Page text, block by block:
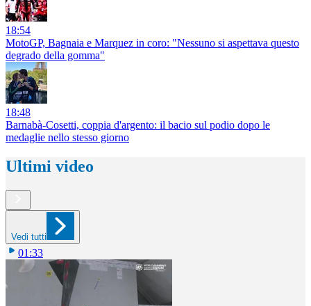
18:54
MotoGP, Bagnaia e Marquez in coro: "Nessuno si aspettava questo
degrado della gomma"
18:48
Barnabà-Cosetti, coppia d'argento: il bacio sul podio dopo le
medaglie nello stesso giorno
Ultimi video
Vedi tutti
01:33